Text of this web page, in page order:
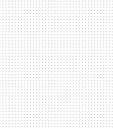
MAIL